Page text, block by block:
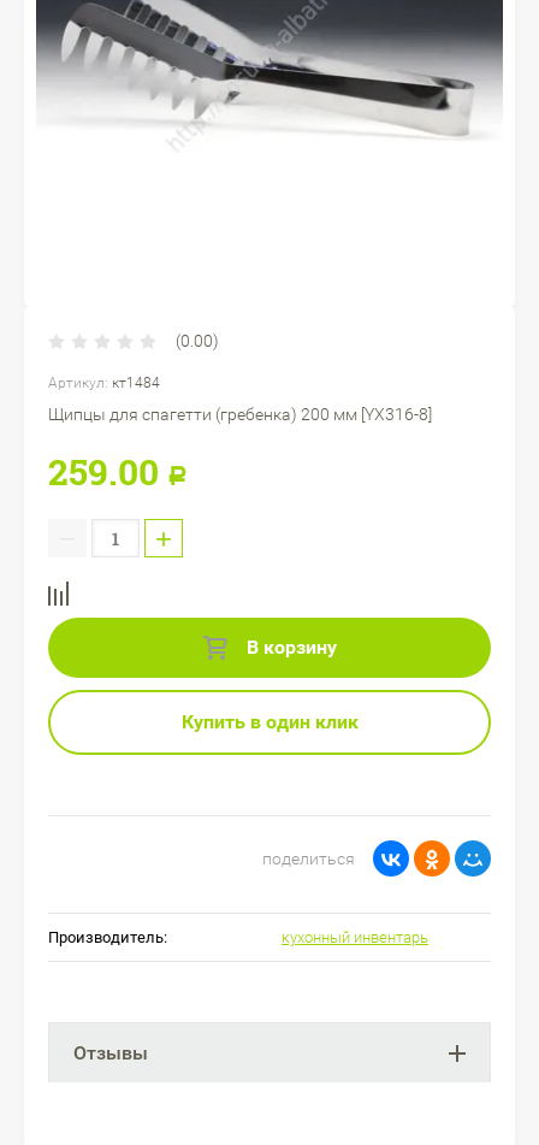
(0.00)
Артикул: кт1484
Щипцы для спагетти (гребенка) 200 мм [YX316-8]
259.00 Р
+
В корзину
Купить в один клик
поделиться
Производитель: кухонный инвентарь
Отзывы